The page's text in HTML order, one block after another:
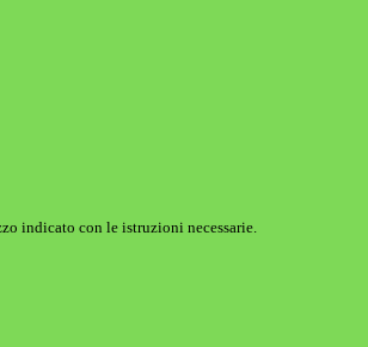
indicato con le istruzioni necessarie.